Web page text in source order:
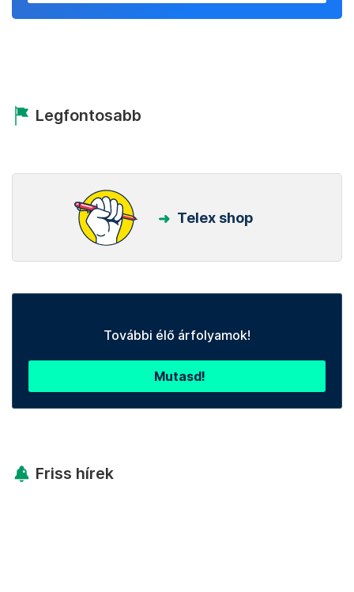
Legfontosabb
Telex shop
További élő árfolyamok!
Mutasd!
Friss hírek